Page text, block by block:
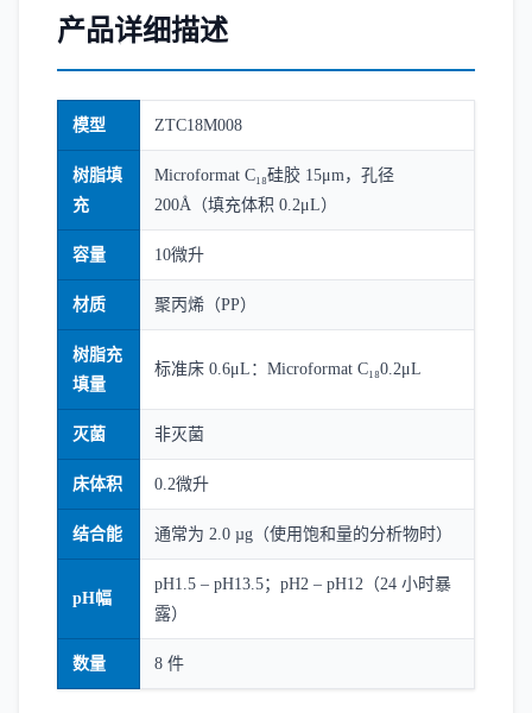
产品详细描述
模型 ZTC18M008
树脂填
充
Microformat C₁₈硅胶 15μm，孔径
200Å（填充体积 0.2μL）
容量 10微升
材质 聚丙烯（PP）
树脂充
填量
标准床 0.6μL：Microformat C₁₈0.2μL
灭菌 非灭菌
床体积 0.2微升
结合能 通常为 2.0 µg（使用饱和量的分析物时）
pH幅
pH1.5 – pH13.5；pH2 – pH12（24 小时暴
露）
数量 8 件